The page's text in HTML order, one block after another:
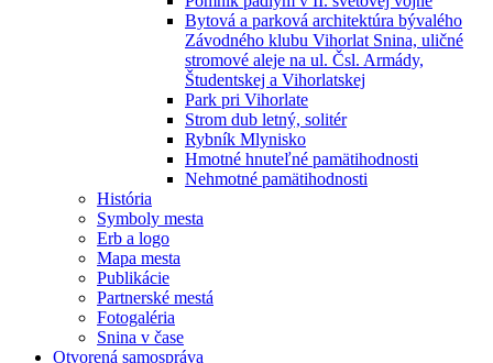
Bytová a parková architektúra bývalého
Závodného klubu Vihorlat Snina, uličné
stromové aleje na ul. Čsl. Armády,
Študentskej a Vihorlatskej
Park pri Vihorlate
Strom dub letný, solitér
Rybník Mlynisko
Hmotné hnuteľné pamätihodnosti
Nehmotné pamätihodnosti
História
Symboly mesta
Erb a logo
Mapa mesta
Publikácie
Partnerské mestá
Fotogaléria
Snina v čase
Otvorená samospráva